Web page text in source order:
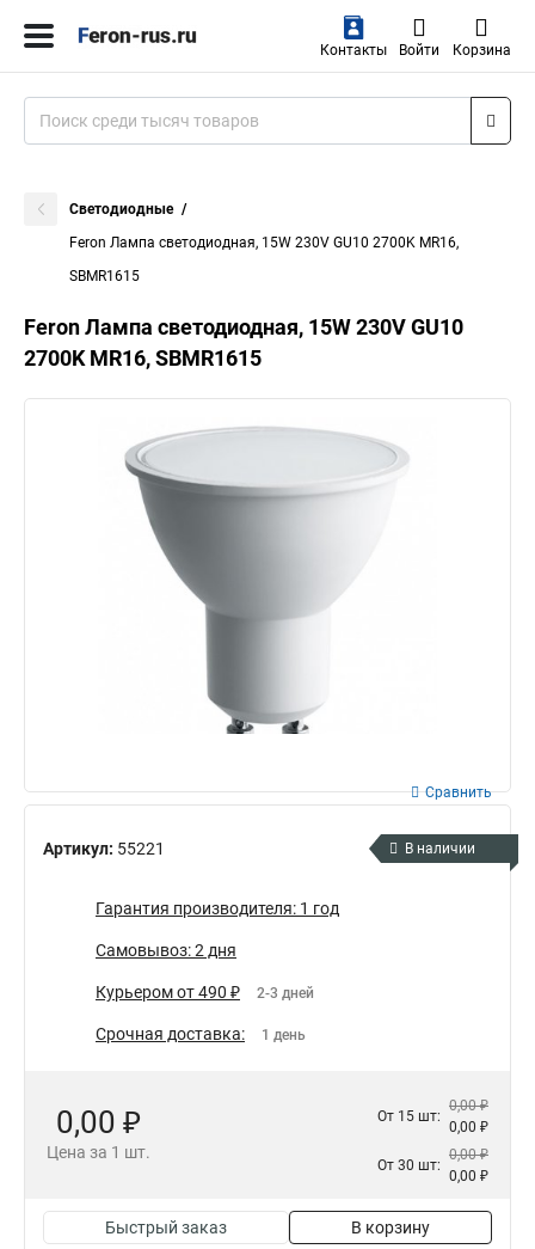
Контакты Войти Корзина
Светодиодные
Feron Лампа светодиодная, 15W 230V GU10 2700K MR16,
SBMR1615
Feron Лампа светодиодная, 15W 230V GU10
2700K MR16, SBMR1615
Артикул: 55221
Сравнить
В наличии
Гарантия производителя: 1 год
Самовывоз: 2 дня
Курьером от 490 ₽ 2-3 дней
Срочная доставка: 1 день
0,00 ₽
Цена за 1 шт.
От 15 шт:
0,00 ₽
0,00 ₽
От 30 шт:
0,00 ₽
0,00 ₽
Быстрый заказ В корзину